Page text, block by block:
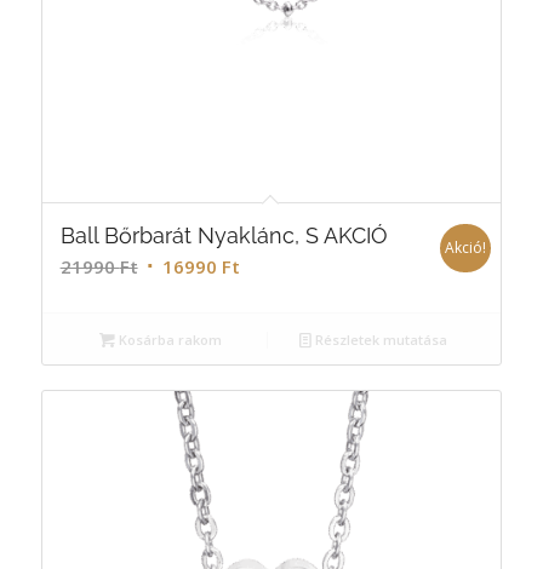
Ball Bőrbarát Nyaklánc, S AKCIÓ
21990Ft 16990 Ft
Akció!
Kosárba rakom Részletek mutatása